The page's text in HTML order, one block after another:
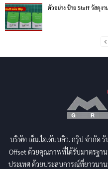
ตัวอย่าง ป้าย Staff วัสดุง
บริษัท เอ็ม.ไอ.ดับบลิว. กรุ๊ป จำกัด
Offset ด้วยคุณภาพที่ได้รับมาตรฐา
ประเทศ ด้วยประสบการณ์ที่ยาวนา